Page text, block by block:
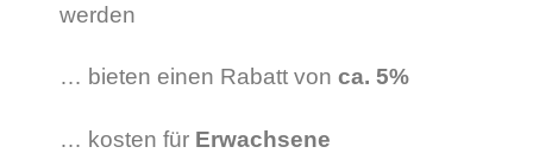
werden
… bieten einen Rabatt von ca. 5%
… kosten für Erwachsene